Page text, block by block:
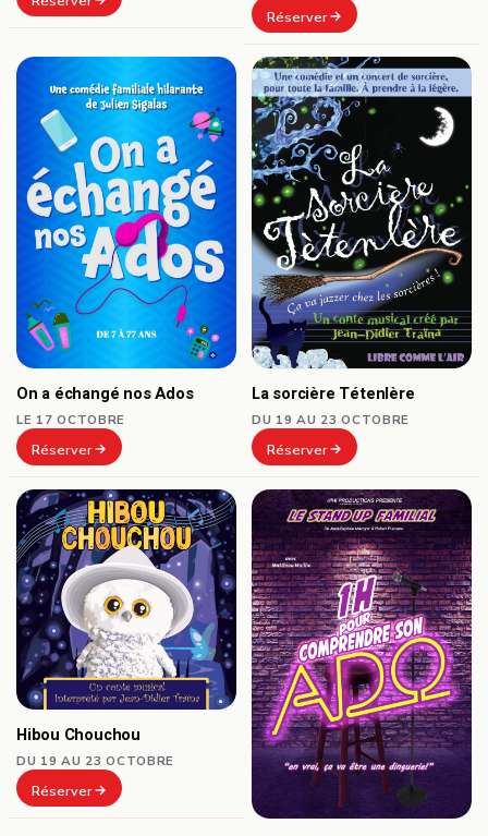
Réserver
On a échangé nos Ados
LE 17 OCTOBRE
Réserver
La sorcière Tétenlère
DU 19 AU 23 OCTOBRE
Réserver
Hibou Chouchou
DU 19 AU 23 OCTOBRE
Réserver